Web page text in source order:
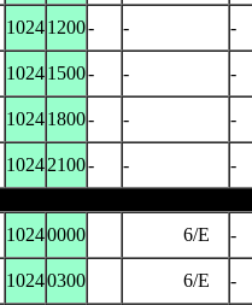
10241200- - -
10241500- - -
10241800- - -
10242100- -
-
10240000 6/E -
10240300 6/E -